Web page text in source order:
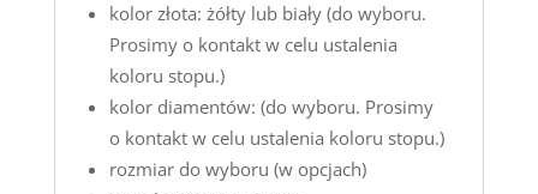
kolor złota: żółty lub biały (do wyboru.
Prosimy o kontaktw celu ustalenia
koloru stopu.)
kolor diamentów: (do wyboru. Prosimy
o kontaktw celu ustalenia koloru stopu.)
rozmiar do wyboru (w opcjach)